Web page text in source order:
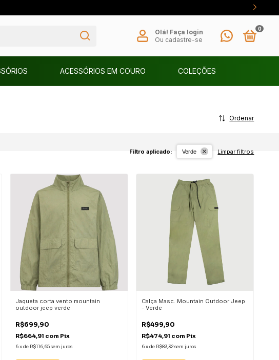
Olá! Faça login
Ou cadastre-se
0
ACESSÓRIOS EM COURO COLEÇÕES
Ordenar
Filtro aplicado: Verde Limpar filtros
Jaqueta corta vento mountain
outdoor jeep verde
R$699,90
R$664,91 com Pix
6 xde R$116,65 sem juros
Calça Masc. Mountain Outdoor Jeep
- Verde
R$499,90
R$474,91 com Pix
6xde R$83,32sem juros